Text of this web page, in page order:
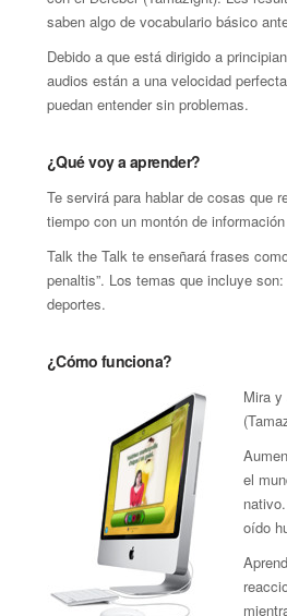
saben algo de vocabulario básico
Debido a que está dirigido a
audios están a una velocidad
puedan entender sin problemas.
¿Qué voy a aprender?
Te servirá para hablar de cosas que
tiempo con un montón de
Talk the Talk te enseñará frases
penaltis”. Los temas que incluye
deportes.
¿Cómo funciona?
Mira
el
oído